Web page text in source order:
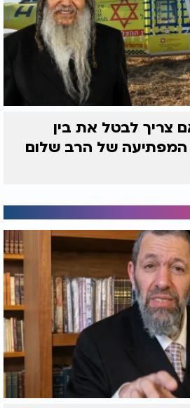
צריך לבטל את בין
המפתיעה של הרב שלום